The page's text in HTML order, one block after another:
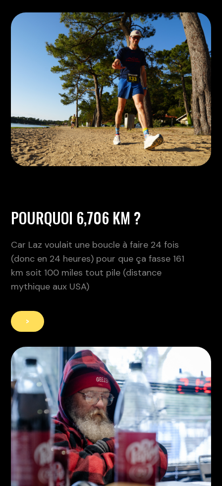
POURQUOI 6,706 KM ?
Car Laz voulait une boucle à faire 24 fois
(donc en 24 heures) pour que ça fasse 161
km soit 100 miles tout pile (distance
mythique aux USA)
>